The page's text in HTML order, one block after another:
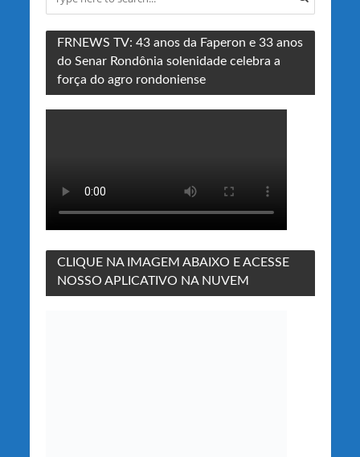
FRNEWS TV: 43 anos da Faperon e 33 anos
do Senar Rondônia solenidade celebra a
força do agro rondoniense
CLIQUE NA IMAGEM ABAIXO E ACESSE
NOSSO APLICATIVO NA NUVEM